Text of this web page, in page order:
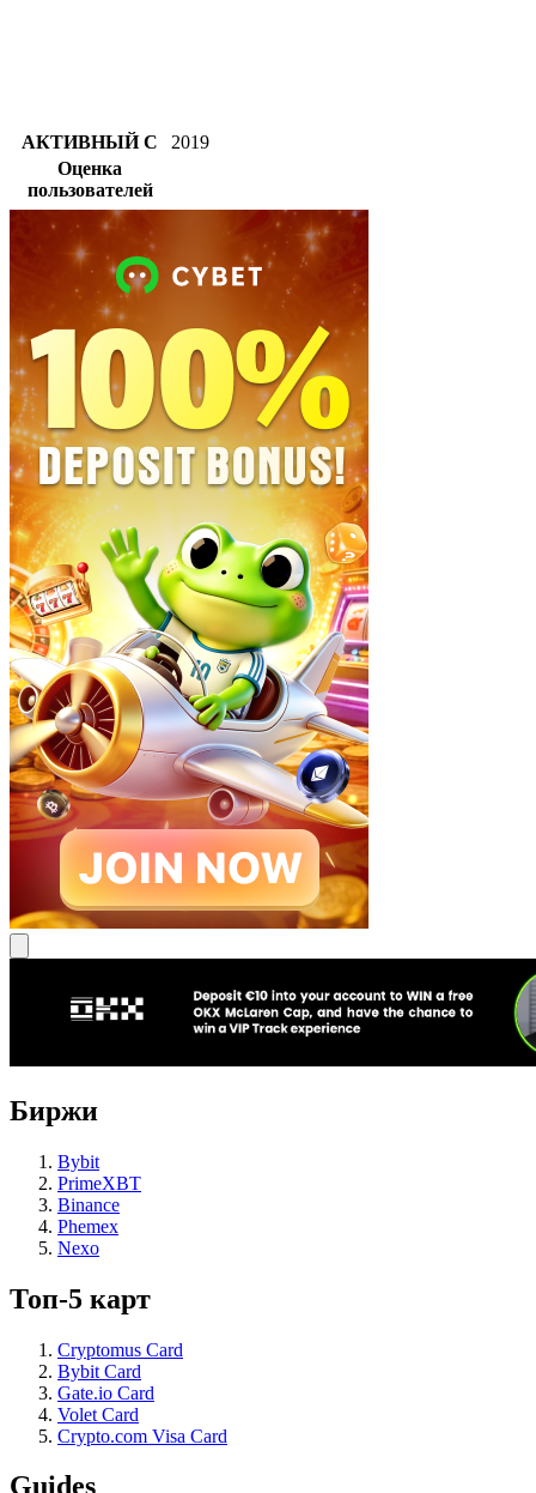
АКТИВНЫЙ С
2019
Оценка
пользователей
Биржи
Bybit
PrimeXBT
Binance
Phemex
Nexo
Топ-5 карт
Cryptomus Card
Bybit Card
Gate.io Card
Volet Card
Crypto.com Visa Card
Guides